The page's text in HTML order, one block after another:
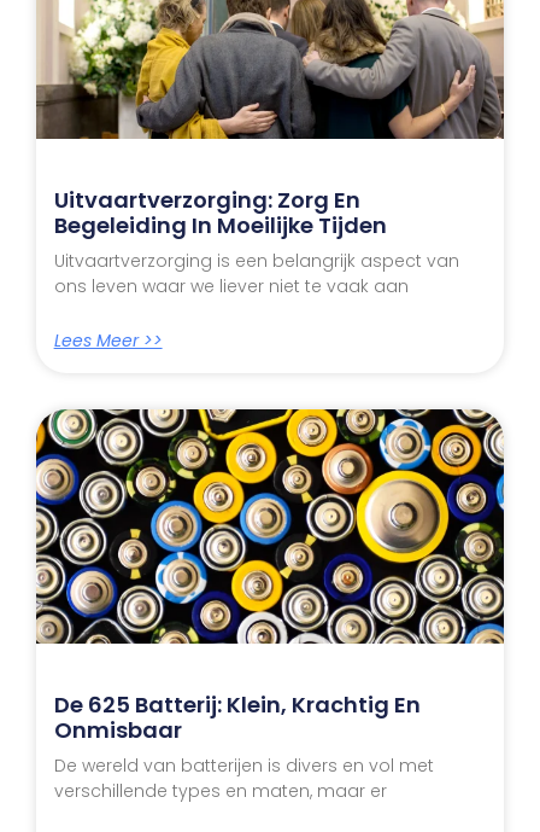
Uitvaartverzorging: Zorg En
Begeleiding In Moeilijke Tijden
Uitvaartverzorging is een belangrijk aspect van
ons leven waar we liever niet te vaak aan
Lees Meer >>
De 625 Batterij: Klein, Krachtig En
Onmisbaar
De wereld van batterijen is divers en vol met
verschillende types en maten, maar er